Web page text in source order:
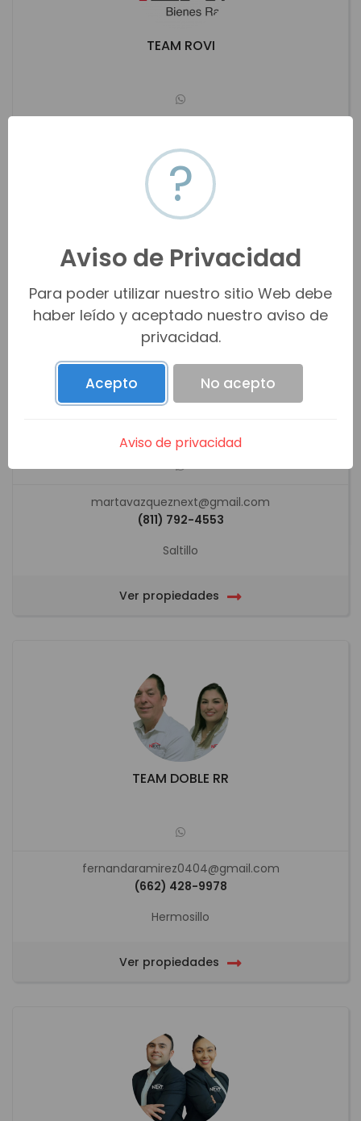
TEAM ROVI
(844) 452-3477
Saltillo
TEAM M&M´S
martavazqueznext@gmail.com
(811) 792-4553
Saltillo
Ver propiedades
TEAM DOBLE RR
fernandaramirez0404@gmail.com
(662) 428-9978
Hermosillo
Ver propiedades
?
Aviso de Privacidad
Para poder utilizar nuestro sitio Web debe
haber leído y aceptado nuestro aviso de
privacidad.
Acepto No acepto
Aviso de privacidad